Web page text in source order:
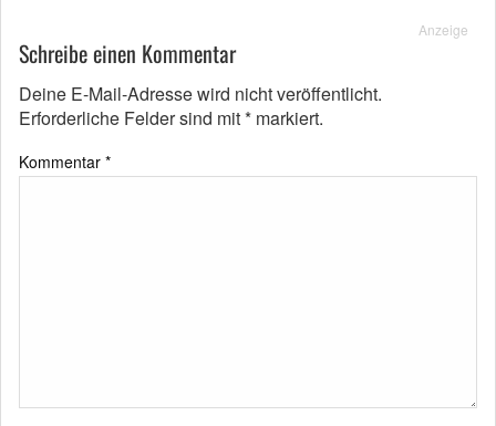
Anzeige
Schreibe einen Kommentar
Deine E-Mail-Adresse wird nicht veröffentlicht.
Erforderliche Felder sind mit* markiert.
Kommentar *